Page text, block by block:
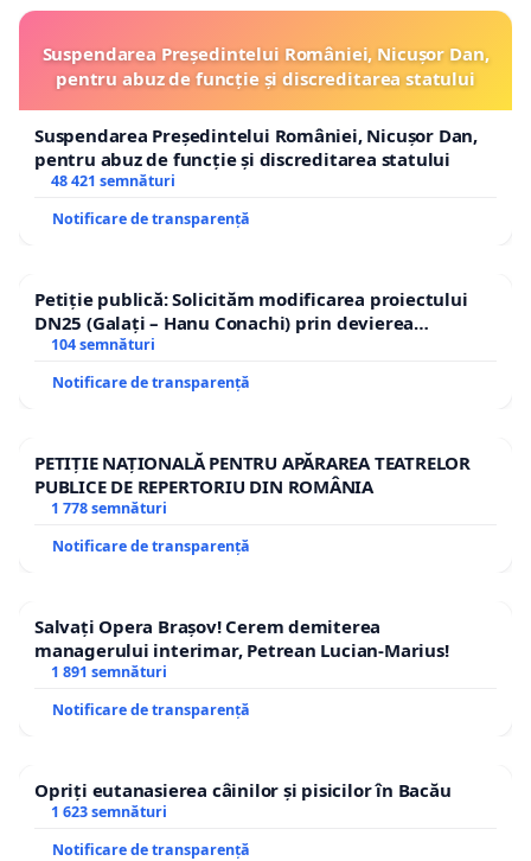
Suspendarea Președintelui României, Nicușor Dan,
pentru abuz de funcție și discreditarea statului
Suspendarea Președintelui României, Nicușor Dan,
pentru abuz de funcție și discreditarea statului
48 421 semnături
Notificare de transparență
Petiție publică: Solicităm modificarea proiectului
DN25 (Galați – Hanu Conachi) prin devierea
traseului în afara localităților!
104 semnături
Notificare de transparență
PETIȚIE NAȚIONALĂ PENTRU APĂRAREA TEATRELOR
PUBLICE DE REPERTORIU DIN ROMÂNIA
1 778 semnături
Notificare de transparență
Salvați Opera Brașov! Cerem demiterea
managerului interimar, Petrean Lucian-Marius!
1 891 semnături
Notificare de transparență
Opriți eutanasierea câinilor și pisicilor în Bacău
1 623 semnături
Notificare de transparență